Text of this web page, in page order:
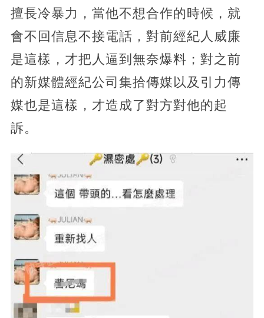
擅長冷暴力，當他不想合作的時候，就
會不回信息不接電話，對前經紀人威廉
是這樣，才把人逼到無奈爆料；對之前
的新媒體經紀公司集拾傳媒以及引力傳
媒也是這樣，才造成了對方對他的起
訴。